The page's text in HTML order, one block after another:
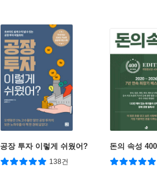
공장 투자 이렇게 쉬웠어?
138건
돈의 속성